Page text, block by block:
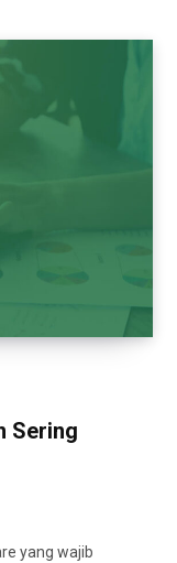
Sering
yang wajib